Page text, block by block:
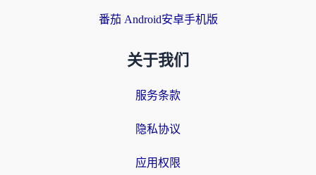
番茄 Android安卓手机版
关于我们
服务条款
隐私协议
应用权限